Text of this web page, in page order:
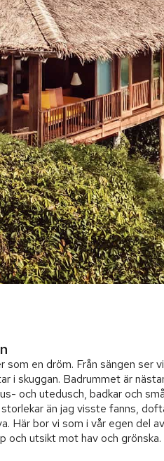
som en dröm. Från sängen ser
i skuggan. Badrummet är
och utedusch, badkar och
än jag visste fanns,
Här bor vi som i vår egen del
och utsikt mot hav och grönska.